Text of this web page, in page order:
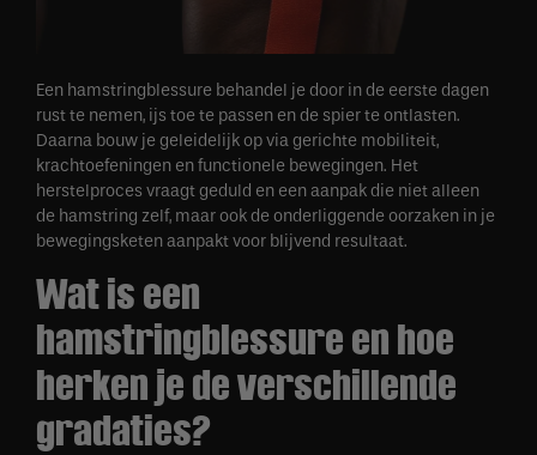
Een hamstringblessure behandel je door in de eerste dagen
rust te nemen, ijs toe te passen en de spier te ontlasten.
Daarna bouw je geleidelijk op via gerichte mobiliteit,
krachtoefeningen en functionele bewegingen. Het
herstelproces vraagt geduld en een aanpak die niet alleen
de hamstring zelf, maar ook de onderliggende oorzaken in je
bewegingsketen aanpakt voor blijvend resultaat.
Wat is een
hamstringblessure en hoe
herken je de verschillende
gradaties?